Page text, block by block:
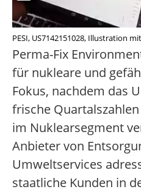
PESI, US7142151028, Illustration
Perma-Fix
für nukleare und
Fokus, nachdem das
frische
im Nuklearsegment
Anbieter von
Umweltservices
staatliche Kunden in